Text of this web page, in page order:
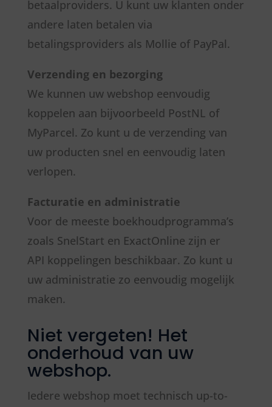
betaalproviders. U kunt uw klanten onder
andere laten betalen via
betalingsproviders als Mollie of PayPal.
Verzending en bezorging
We kunnen uw webshop eenvoudig
koppelen aan bijvoorbeeld PostNL of
MyParcel. Zo kunt u de verzending van
uw producten snel en eenvoudig laten
verlopen.
Facturatie en administratie
Voor de meeste boekhoudprogramma’s
zoals SnelStart en ExactOnline zijn er
API koppelingen beschikbaar. Zo kunt u
uw administratie zo eenvoudig mogelijk
maken.
Niet vergeten! Het
onderhoud van uw
webshop.
Iedere webshop moet technisch up-to-